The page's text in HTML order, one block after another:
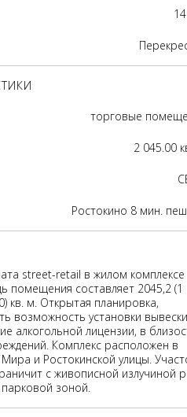
торговые
2 045.00
Ростокино 8 мин.
street-retail в жилом комплексе
помещения составляет 2045,2 (1
кв. м. Открытая планировка,
возможность установки
алкогольной лицензии, в
Комплекс расположен в
и Ростокинской улицы.
с живописной излучиной
зоной.